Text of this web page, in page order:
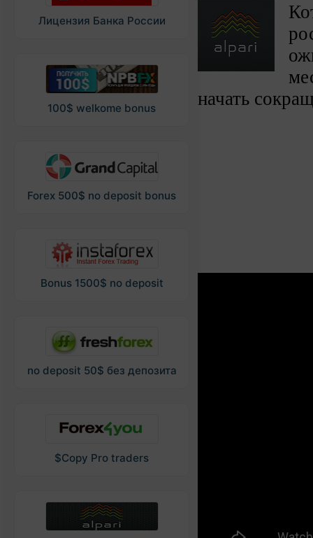
Лицензия Банка России
100$ welkome bonus
Forex 500$ no deposit bonus
Bonus 1500$ no deposit
no deposit 50$ без депозита
$Copy Pro traders
начать